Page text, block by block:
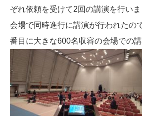
ぞれ依頼を受けて2回の講演を行い
会場で同時進行に講演が行われたの
番目に大きな600名収容の会場での講